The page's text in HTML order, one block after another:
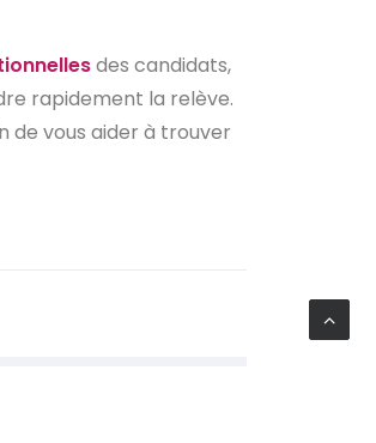
des candidats,
rapidement la relève.
de vous aider à trouver